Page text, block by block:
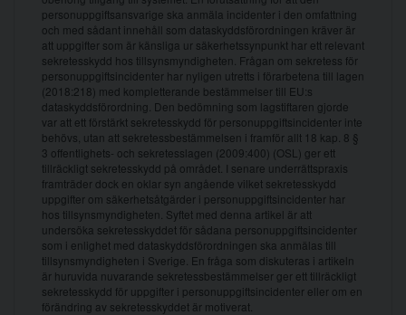
personuppgiftsansvarige ska anmäla incidenter i den omfattning
och med sådant innehåll som dataskyddsförordningen kräver är
att uppgifter som är känsliga ur säkerhetssynpunkt har ett relevant
sekretesskydd hos tillsynsmyndigheten. Frågan om sekretess för
personuppgiftsincidenter har nyligen utretts i förarbetena till lagen
(2018:218) med kompletterande bestämmelser till EU:s
dataskyddsförordning. Den bedömning som lagstiftaren gjorde
var att ett förstärkt sekretesskydd för personuppgiftsincidenter inte
behövs, utan att sekretessbestämmelsen i framför allt 18 kap. 8 §
3 offentlighets- och sekretesslagen (2009:400) (OSL) ger ett
tillräckligt sekretesskydd på området. I senare underrättspraxis
framträder dock en oklar syn angående vilket sekretesskydd
uppgifter om säkerhetsåtgärder i personuppgiftsincidenter har
hos tillsynsmyndigheten. Syftet med denna artikel är att
undersöka sekretesskyddet för sådana personuppgiftsincidenter
som i enlighet med dataskyddsförordningen ska anmälas till
tillsynsmyndigheten i Sverige. En fråga som diskuteras i artikeln
är huruvida nuvarande sekretessbestämmelser ger ett tillräckligt
sekretesskydd för uppgifter i personuppgiftsincidenter eller om en
förändring av sekretesskyddet är motiverat.